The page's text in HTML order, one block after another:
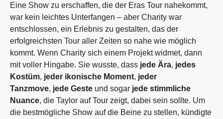
Eine Show zu erschaffen, die der Eras Tour nahekommt,
war kein leichtes Unterfangen – aber Charity war
entschlossen, ein Erlebnis zu gestalten, das der
erfolgreichsten Tour aller Zeiten so nahe wie möglich
kommt. Wenn Charity sich einem Projekt widmet, dann
mit voller Hingabe. Sie wusste, dass jede Ära, jedes
Kostüm, jeder ikonische Moment, jeder
Tanzmove, jede Geste und sogar jede stimmliche
Nuance, die Taylor auf Tour zeigt, dabei sein sollte. Um
die bestmögliche Show auf die Beine zu stellen, kündigte